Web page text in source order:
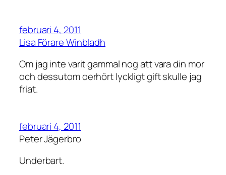
februari 4, 2011
Lisa Förare Winbladh
Om jag inte varit gammal nog att vara din mor
och dessutom oerhört lyckligt gift skulle jag
friat.
februari 4, 2011
Peter Jägerbro
Underbart.